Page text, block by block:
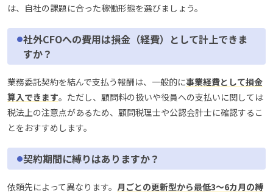
は、自社の課題に合った稼働形態を選びましょう。
社外CFOへの費用は損金（経費）として計上できま
すか？
業務委託契約を結んで支払う報酬は、一般的に事業経費として損金
算入できます。ただし、顧問料の扱いや役員への支払いに関しては
税法上の注意点があるため、顧問税理士や公認会計士に確認するこ
とをおすすめします。
契約期間に縛りはありますか？
依頼先によって異なります。 月ごとの更新型から最低3〜6カ月の縛